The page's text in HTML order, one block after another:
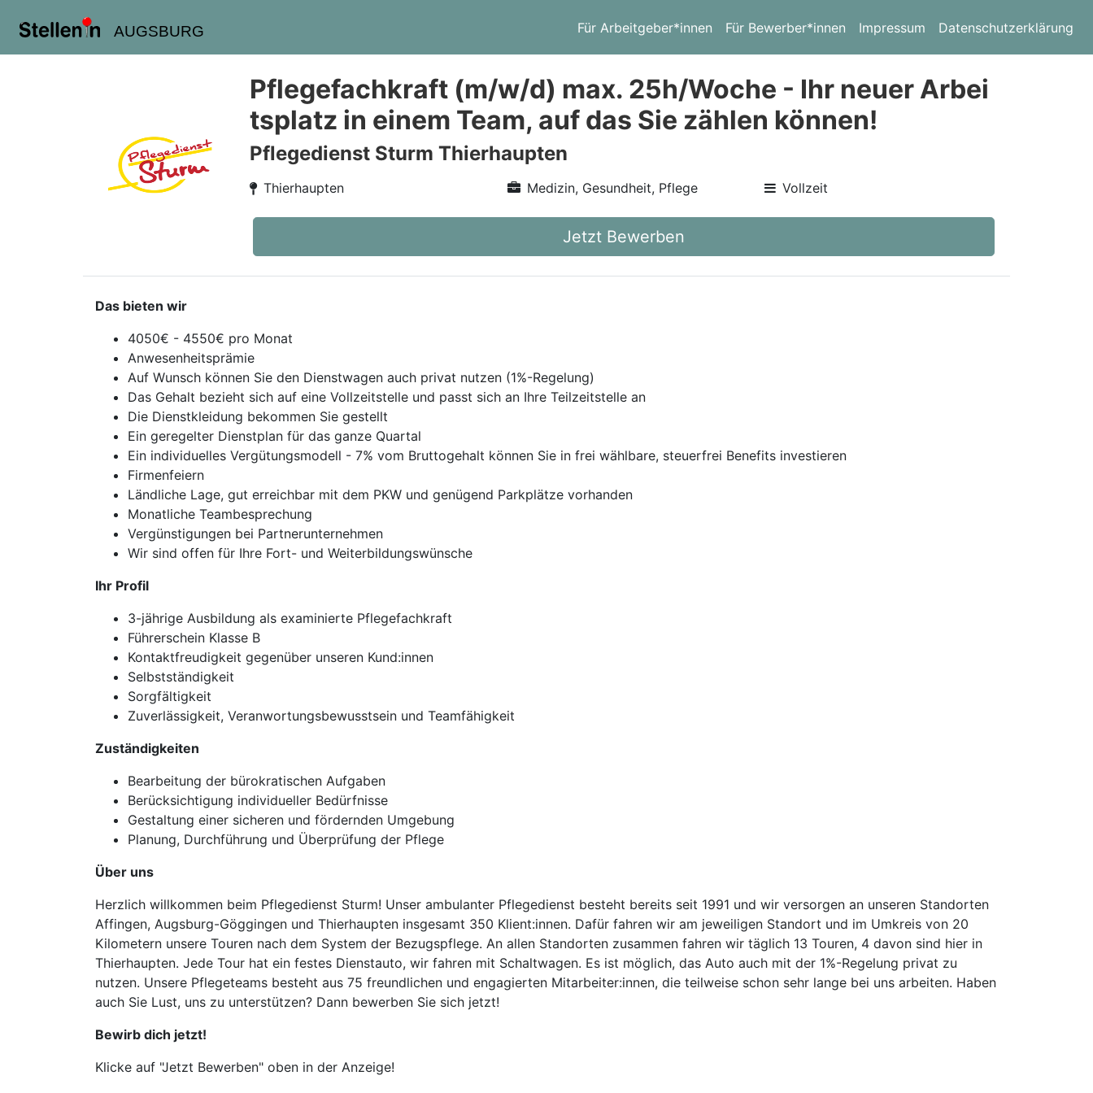
AUGSBURG Für Arbeitgeber*innen Für Bewerber*innen Impressum Datenschutzerklärung
Pflegefachkraft (m/w/d) max. 25h/Woche - Ihr neuer Arbei
tsplatz in einem Team, auf das Sie zählen können!
Pflegedienst Sturm Thierhaupten
Thierhaupten Medizin, Gesundheit, Pflege Vollzeit
Jetzt Bewerben
Das bieten wir
4050€ - 4550€ pro Monat
Anwesenheitsprämie
Auf Wunsch können Sie den Dienstwagen auch privat nutzen (1%-Regelung)
Das Gehalt bezieht sich auf eine Vollzeitstelle und passt sich an Ihre Teilzeitstelle an
Die Dienstkleidung bekommen Sie gestellt
Ein geregelter Dienstplan für das ganze Quartal
Ein individuelles Vergütungsmodell - 7% vom Bruttogehalt können Sie in frei wählbare, steuerfrei Benefits investieren
Firmenfeiern
Ländliche Lage, gut erreichbar mit dem PKW und genügend Parkplätze vorhanden
Monatliche Teambesprechung
Vergünstigungen bei Partnerunternehmen
Wir sind offen für Ihre Fort- und Weiterbildungswünsche
Ihr Profil
3-jährige Ausbildung als examinierte Pflegefachkraft
Führerschein Klasse B
Kontaktfreudigkeit gegenüber unseren Kund:innen
Selbstständigkeit
Sorgfältigkeit
Zuverlässigkeit, Veranwortungsbewusstsein und Teamfähigkeit
Zuständigkeiten
Bearbeitung der bürokratischen Aufgaben
Berücksichtigung individueller Bedürfnisse
Gestaltung einer sicheren und fördernden Umgebung
Planung, Durchführung und Überprüfung der Pflege
Über uns
Herzlich willkommen beim Pflegedienst Sturm! Unser ambulanter Pflegedienst besteht bereits seit 1991 und wir versorgen an unseren Standorten
Affingen, Augsburg-Göggingen und Thierhaupten insgesamt 350 Klient:innen. Dafür fahren wir am jeweiligen Standort und im Umkreis von 20
Kilometern unsere Touren nach dem System der Bezugspflege. An allen Standorten zusammen fahren wir täglich 13 Touren, 4 davon sind hier in
Thierhaupten. Jede Tour hat ein festes Dienstauto, wir fahren mit Schaltwagen. Es ist möglich, das Auto auch mit der 1%-Regelung privat zu
nutzen. Unsere Pflegeteams besteht aus 75 freundlichen und engagierten Mitarbeiter:innen, die teilweise schon sehr lange bei uns arbeiten. Haben
auch Sie Lust, uns zu unterstützen? Dann bewerben Sie sich jetzt!
Bewirb dich jetzt!
Klicke auf "Jetzt Bewerben" oben in der Anzeige!